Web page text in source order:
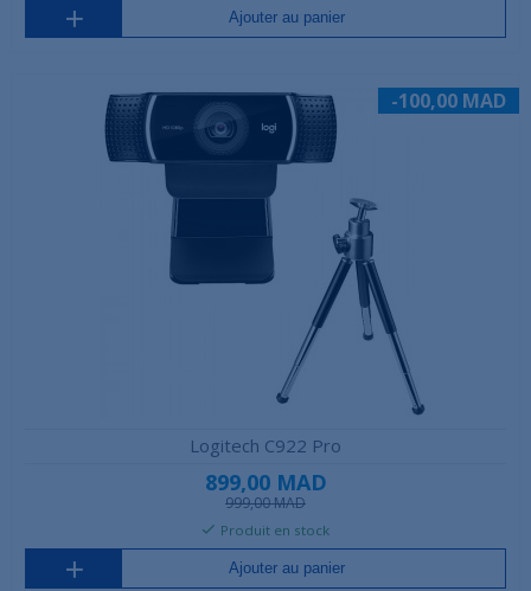
Ajouter au panier
-100,00 MAD
Logitech C922 Pro
899,00 MAD
999,00 MAD
Produit en stock
Ajouter au panier